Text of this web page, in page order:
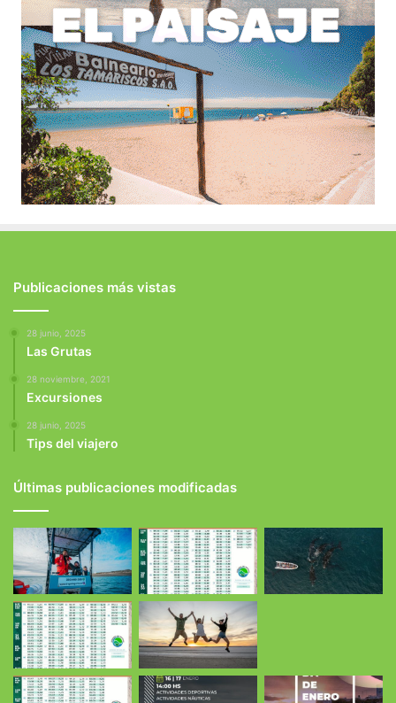
Publicaciones más vistas
28 junio, 2025
Las Grutas
28 noviembre, 2021
Excursiones
28 junio, 2025
Tips del viajero
Últimas publicaciones modificadas